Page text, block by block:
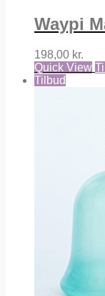
Waypi
198,00 kr.
Quick View
Tilbud